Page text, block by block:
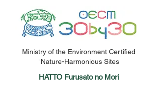
​Ministry of the Environment Certified
"Nature-Harmonious Sites
HATTO Furusato no Mori